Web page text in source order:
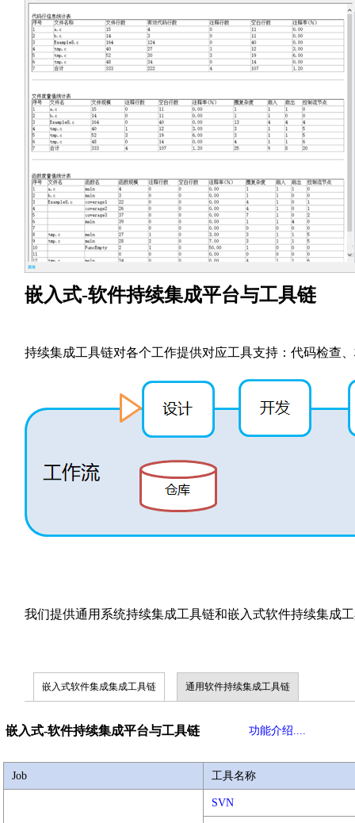
嵌入式-软件持续集成平台与工具链
持续集成工具链对各个工作提供对应工具支持：代码检查
我们提供通用系统持续集成工具链和嵌入式软件持续集成
嵌入式软件集成集成工具链 通用软件持续集成工具链
嵌入式-软件持续集成平台与工具链 功能介绍....
Job 工具名称
SVN